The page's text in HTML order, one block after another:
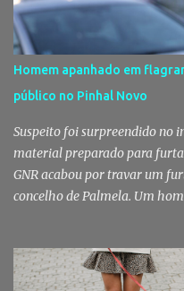
Homem apanhado em
público no Pinhal Novo
Suspeito foi surpreendido no
material preparado para
GNR acabou por travar um
concelho de Palmela. Um
militares da Guarda.
detenção por furto A